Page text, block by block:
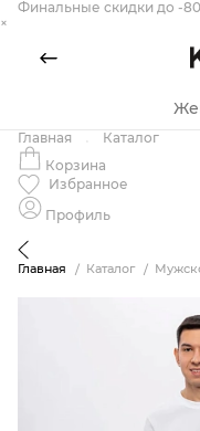
Финальные скидки до -
×
Главная
Каталог
Корзина
Избранное
Профиль
Главная Каталог